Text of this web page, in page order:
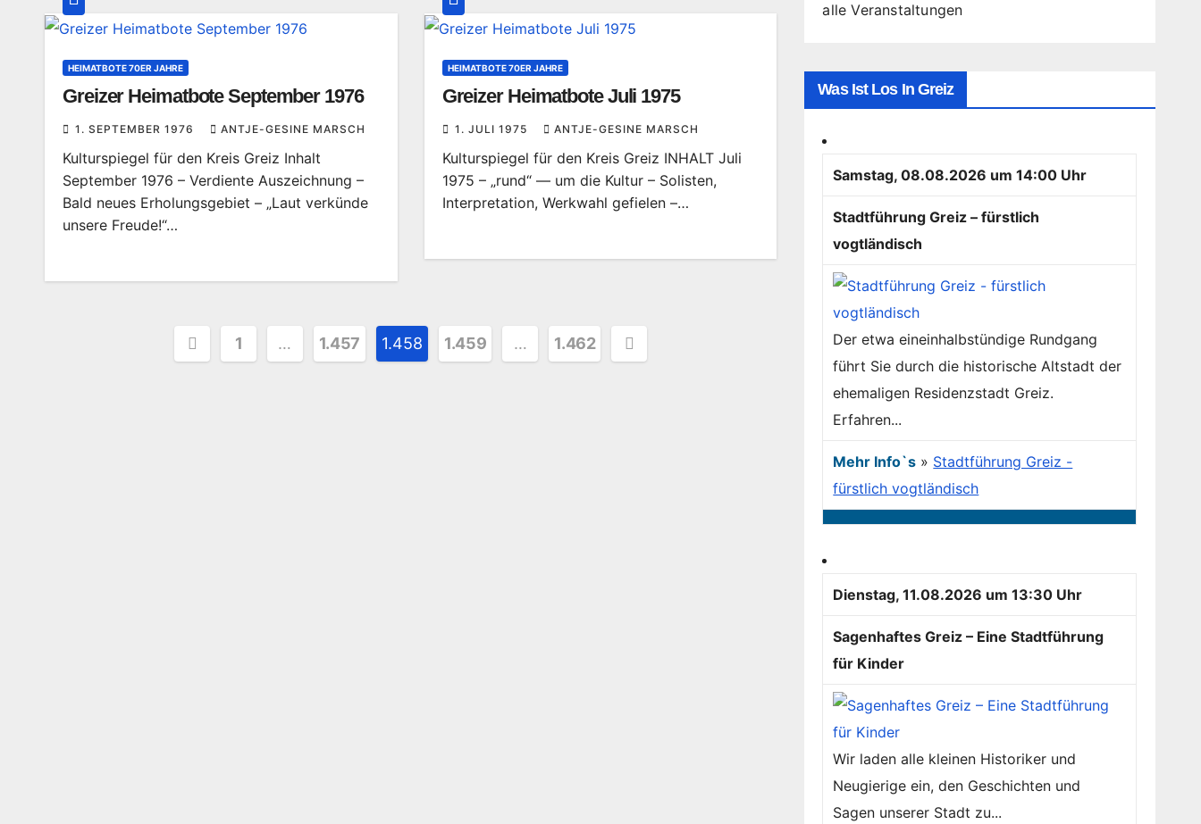
HEIMATBOTE 70ER JAHRE
Greizer Heimatbote September 1976
1. SEPTEMBER 1976 ANTJE-GESINE MARSCH
Kulturspiegel für den Kreis Greiz Inhalt
September 1976 – Verdiente Auszeichnung –
Bald neues Erholungsgebiet – „Laut verkünde
unsere Freude!“…
HEIMATBOTE 70ER JAHRE
Greizer Heimatbote Juli 1975
1. JULI 1975 ANTJE-GESINE MARSCH
Kulturspiegel für den Kreis Greiz INHALT Juli
1975 – „rund“ — um die Kultur – Solisten,
Interpretation, Werkwahl gefielen –…
Seitennummerierung
1 … 1.457 1.458 1.459 … 1.462
alle Veranstaltungen
Was Ist Los In Greiz
Samstag, 08.08.2026 um 14:00 Uhr
Stadtführung Greiz – fürstlich
vogtländisch
Der etwa eineinhalbstündige Rundgang
führt Sie durch die historische Altstadt der
ehemaligen Residenzstadt Greiz.
Erfahren...
Mehr Info`s » Stadtführung Greiz -
fürstlich vogtländisch
Dienstag, 11.08.2026 um 13:30 Uhr
Sagenhaftes Greiz – Eine Stadtführung
für Kinder
Wir laden alle kleinen Historiker und
Neugierige ein, den Geschichten und
Sagen unserer Stadt zu...